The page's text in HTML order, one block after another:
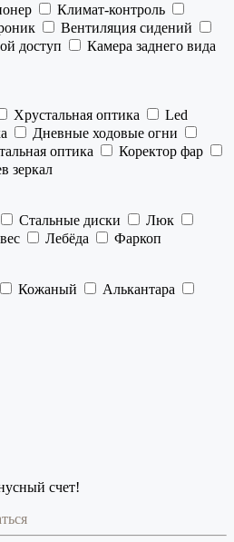
Климат-контроль
Вентиляция сидений
доступ
Камера заднего вида
Хрустальная оптика
Led
Дневные ходовые огни
оптика
Коректор фар
зеркал
Стальные диски
Люк
Лебёда
Фаркоп
Кожаный
Алькантара
счет!